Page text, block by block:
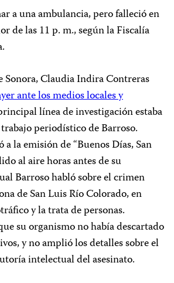
a una ambulancia, pero falleció en
de las 11 p. m., según la Fiscalía
Sonora, Claudia Indira Contreras
ante los medios locales y
línea de investigación estaba
periodístico de Barroso.
la emisión de “Buenos Días, San
al aire horas antes de su
Barroso habló sobre el crimen
de San Luis Río Colorado, en
y la trata de personas.
su organismo no había descartado
y no amplió los detalles sobre el
intelectual del asesinato.